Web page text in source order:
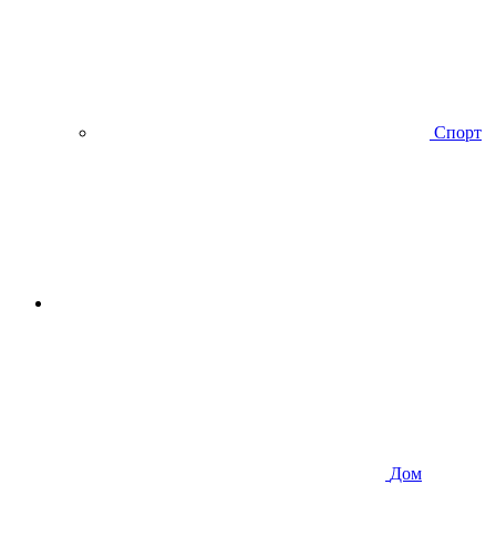
Спорт
Дом